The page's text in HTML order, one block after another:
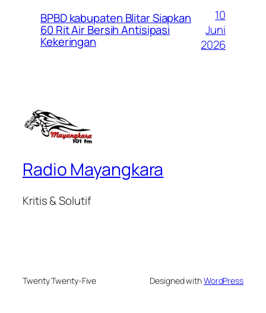
BPBD kabupaten Blitar Siapkan
60 Rit Air Bersih Antisipasi
Kekeringan
10
Juni
2026
Radio Mayangkara
Kritis & Solutif
Twenty Twenty-Five Designed withWordPress